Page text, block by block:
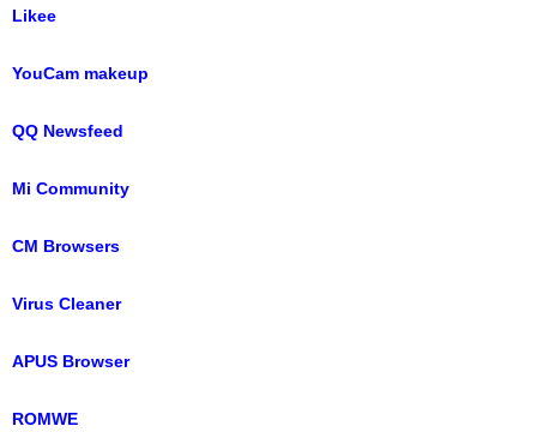
Likee
YouCam makeup
QQ Newsfeed
Mi Community
CM Browsers
Virus Cleaner
APUS Browser
ROMWE